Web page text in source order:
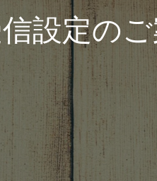
信設定のご